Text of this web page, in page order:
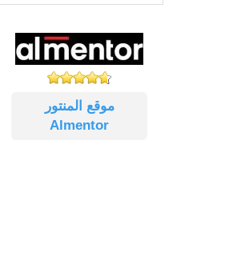
موقع المنتور
Almentor